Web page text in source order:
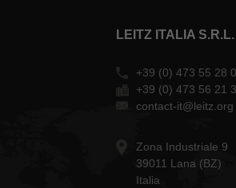
LEITZ ITALIA S.R.L.
+39 (0) 473 55 28
+39 (0) 473 56 21
contact-it@leitz.org
Zona Industriale 9
39011 Lana (BZ)
Italia